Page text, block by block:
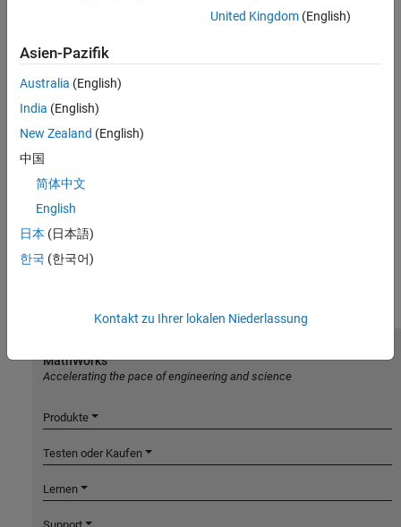
United Kingdom(English)
Asien-Pazifik
Australia (English)
India (English)
New Zealand (English)
中国
简体中文
English
日本 (日本語)
한국 (한국어)
Kontakt zu Ihrer lokalen Niederlassung
MathWorks
Accelerating the pace of engineering and science
Produkte
Testen oder Kaufen
Lernen